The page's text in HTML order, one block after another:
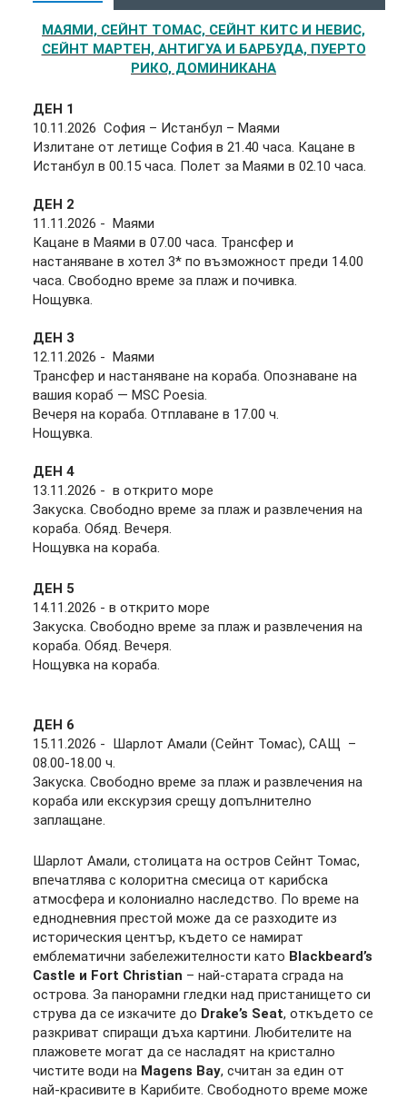
МАЯМИ, СЕЙНТ ТОМАС, СЕЙНТ КИТС И НЕВИС,
СЕЙНТ МАРТЕН, АНТИГУА И БАРБУДА, ПУЕРТО
РИКО, ДОМИНИКАНА
ДЕН 1
10.11.2026 София – Истанбул – Маями
Излитане от летище София в 21.40 часа. Кацане в
Истанбул в 00.15 часа. Полет за Маями в 02.10 часа.
ДЕН 2
11.11.2026 - Маями
Кацане в Маями в 07.00 часа. Трансфер и
настаняване в хотел 3* по възможност преди 14.00
часа. Свободно време за плаж и почивка.
Нощувка.
ДЕН 3
12.11.2026 - Маями
Трансфер и настаняване на кораба. Опознаване на
вашия кораб — MSC Poesia.
Вечеря на кораба. Отплаване в 17.00 ч.
Нощувка.
ДЕН 4
13.11.2026 - в открито море
Закуска. Свободно време за плаж и развлечения на
кораба. Обяд. Вечеря.
Нощувка на кораба.
ДЕН 5
14.11.2026 - в открито море
Закуска. Свободно време за плаж и развлечения на
кораба. Обяд. Вечеря.
Нощувка на кораба.
ДЕН 6
15.11.2026 - Шарлот Амали (Сейнт Томас), САЩ –
08.00-18.00 ч.
Закуска. Свободно време за плаж и развлечения на
кораба или екскурзия срещу допълнително
заплащане.
Шарлот Амали, столицата на остров Сейнт Томас,
впечатлява с колоритна смесица от карибска
атмосфера и колониално наследство. По време на
еднодневния престой може да се разходите из
историческия център, където се намират
емблематични забележителности като Blackbeard’s
Castle и Fort Christian – най-старата сграда на
острова. За панорамни гледки над пристанището си
струва да се изкачите до Drake’s Seat, откъдето се
разкриват спиращи дъха картини. Любителите на
плажовете могат да се насладят на кристално
чистите води на Magens Bay, считан за един от
най-красивите в Карибите. Свободното време може